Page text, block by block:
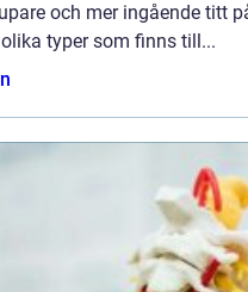
och mer ingående titt
typer som finns till...